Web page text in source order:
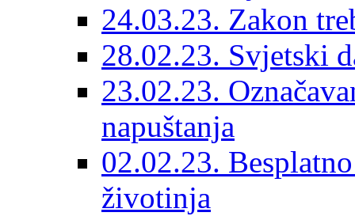
24.03.23. Zakon
28.02.23. Svjetski
23.02.23.
napuštanja
02.02.23.
životinja